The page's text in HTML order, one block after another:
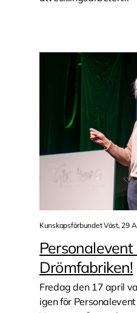
Kunskapsförbundet Väst, 29
Personalevent
Drömfabriken!
Fredag den 17 april
igen för